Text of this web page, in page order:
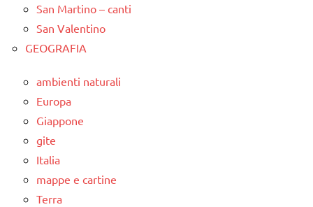
San Martino – canti
San Valentino
GEOGRAFIA
ambienti naturali
Europa
Giappone
gite
Italia
mappe e cartine
Terra